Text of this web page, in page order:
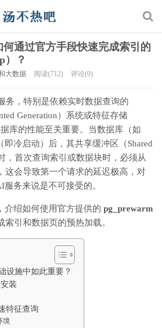
通过官方手段快速完成索引的
）？
大数据 阅读(712) 评论(0)
务，特别是依赖实时数据查询的
Generation）系统或特征存储
据库的性能至关重要。当数据库（如
即冷启动）后，其共享缓冲区（Shared
，首次查询索引或数据块时，必须从
这会导致第一个请求的延迟极高，对
务来说是不可接受的。
介绍如何使用官方提供的 pg_prewarm
引和数据页的预热加载。
设施中如此重要？
装
特征查询
境